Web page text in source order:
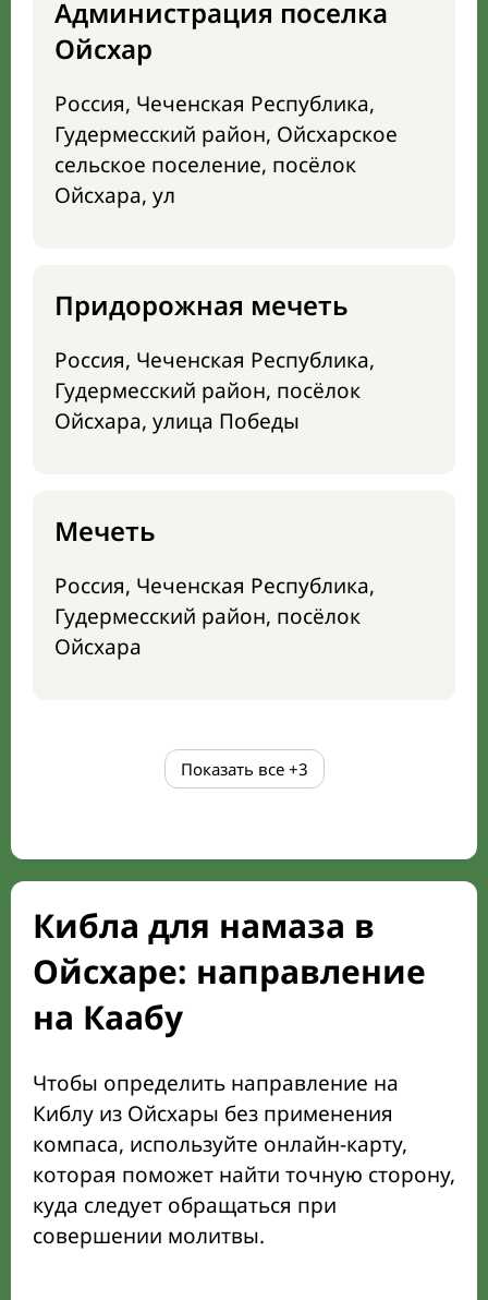
Администрация поселка
Ойсхар
Россия, Чеченская Республика,
Гудермесский район, Ойсхарское
сельское поселение, посёлок
Ойсхара, ул
Придорожная мечеть
Россия, Чеченская Республика,
Гудермесский район, посёлок
Ойсхара, улица Победы
Мечеть
Россия, Чеченская Республика,
Гудермесский район, посёлок
Ойсхара
Показать все +3
Кибла для намаза в
Ойсхаре: направление
на Каабу
Чтобы определить направление на
Киблу из Ойсхары без применения
компаса, используйте онлайн-карту,
которая поможет найти точную сторону,
куда следует обращаться при
совершении молитвы.